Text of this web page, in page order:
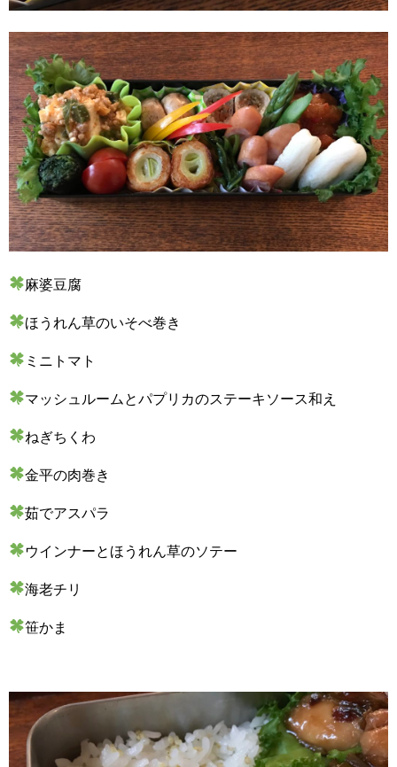
麻婆豆腐
ほうれん草のいそべ巻き
ミニトマト
マッシュルームとパプリカのステーキソース和え
ねぎちくわ
金平の肉巻き
茹でアスパラ
ウインナーとほうれん草のソテー
海老チリ
笹かま